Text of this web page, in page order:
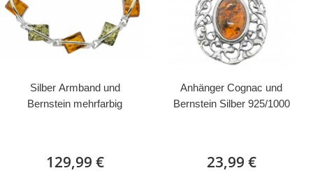
Silber Armband und
Bernstein mehrfarbig
129,99 €
Anhänger Cognac und
Bernstein Silber 925/1000
23,99 €